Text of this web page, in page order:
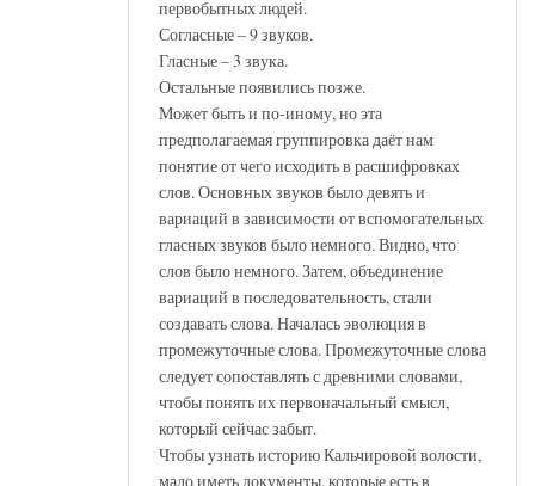
первобытных людей.
Согласные – 9 звуков.
Гласные – 3 звука.
Остальные появились позже.
Может быть и по-иному, но эта
предполагаемая группировка даёт нам
понятие от чего исходить в расшифровках
слов. Основных звуков было девять и
вариаций в зависимости от вспомогательных
гласных звуков было немного. Видно, что
слов было немного. Затем, объединение
вариаций в последовательность, стали
создавать слова. Началась эволюция в
промежуточные слова. Промежуточные слова
следует сопоставлять с древними словами,
чтобы понять их первоначальный смысл,
который сейчас забыт.
Чтобы узнать историю Кальчировой волости,
мало иметь документы, которые есть в